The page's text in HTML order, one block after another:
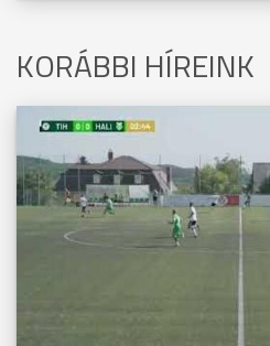
KORÁBBI HÍREINK